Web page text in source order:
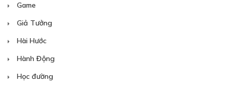
Game
Giả Tưởng
Hài Hước
Hành Động
Học đường